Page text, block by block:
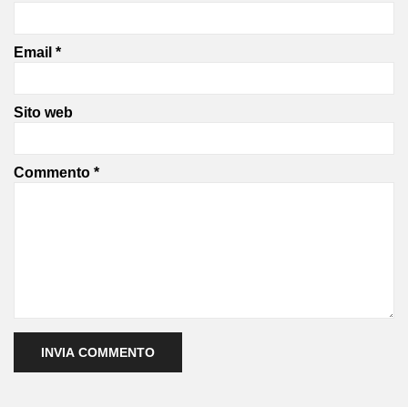
Email *
Sito web
Commento *